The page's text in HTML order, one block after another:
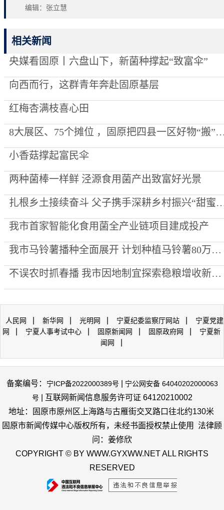
编辑：张立慧
相关新闻
央媒看固原丨六盘山下，新菌种撑起“致富伞”
向西而行，这群青年奔赴固原基层
红梅杏满枝喜心田
8大展区、75个摊位 ，固原把四县一区
小香菇撑起富民伞
两种菌棒一样鲜 泾源食用菌产出致富好光景
扎根乡土接续奋斗 父子携手深
我市首家智能化食用菌全产业链项目建成投产
我市马铃薯播种全面展开 计划种植马铃薯80万亩 全产业链产值预计60亿元
不误农时抓春播 我市因地制宜探索稳粮增收新路径
人民网 新华网 光明网 宁夏纪委监察厅网站
宁夏党建
网
宁夏人事考试中心 固原新闻网 固原政府网
宁夏新
闻网
备案编号： 宁ICP备2022000389号
宁公网安备 64040202000063
号 | 互联网新闻信息服务许可证 64120210002
地址：固原市原州区上海路与古雁街交叉路口往北约130米
固原市新闻传媒中心版权所有，未经书面授权禁止使用 法律顾
问：姜修欣
COPYRIGHT © BY WWW.GYXWW.NET ALL RIGHTS
RESERVED